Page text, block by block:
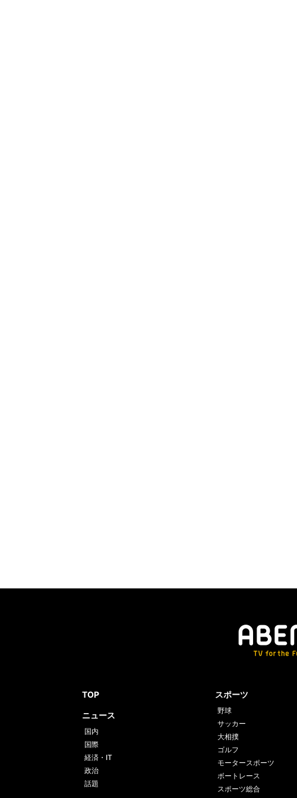
TOP
ニュース
国内
国際
経済・IT
政治
話題
スポーツ
野球
サッカー
大相撲
ゴルフ
モータースポーツ
ボートレース
スポーツ総合